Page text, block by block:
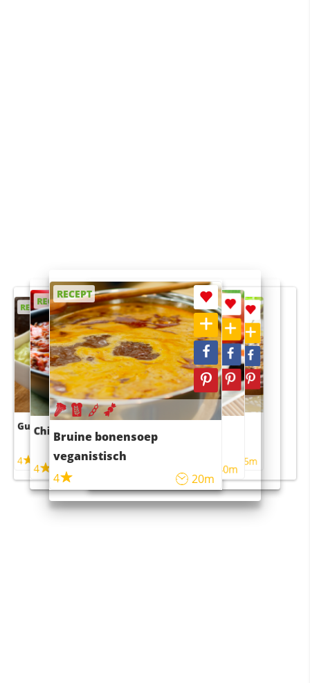
RECEPT
Guacamole
4
RECEPT
Chili con carne
4
RECEPT
Bruine bonensoep
veganistisch
4
20m
RECEPT
Sushi rijstsalade
maaltijdsalade
40m
RECEPT
4 55m